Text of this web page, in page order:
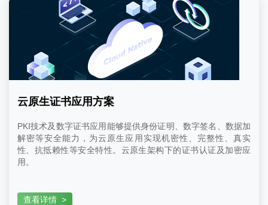
云原生证书应用方案
PKI技术及数字证书应用能够提供身份证明、数字签名、数据加
解密等安全能力，为云原生应用实现机密性、完整性、真实
性、抗抵赖性等安全特性。云原生架构下的证书认证及加密应
用。
查看详情 >